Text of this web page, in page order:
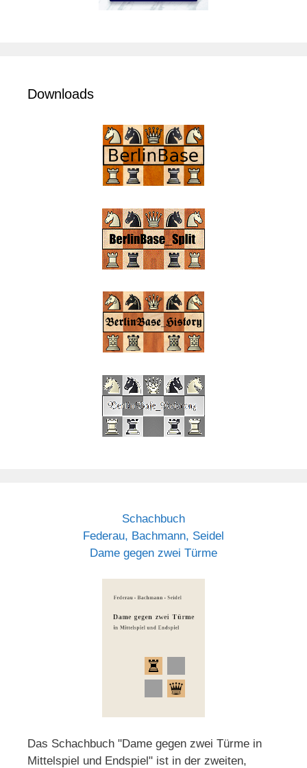
Downloads
Schachbuch
Federau, Bachmann, Seidel
Dame gegen zwei Türme
Das Schachbuch "Dame gegen zwei Türme in
Mittelspiel und Endspiel" ist in der zweiten,